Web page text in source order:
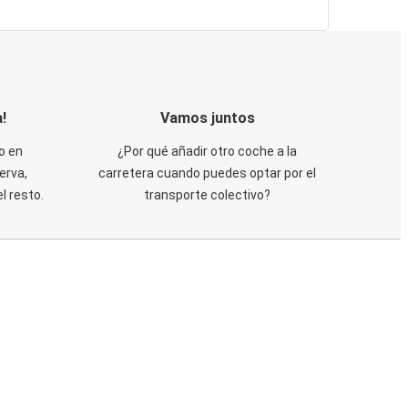
en
resto.
Vamos juntos
¿Por qué añadir otro coche a la
carretera cuando puedes optar por el
transporte colectivo?